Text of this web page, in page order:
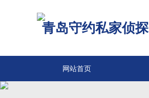
青岛守约私家侦探
网站首页